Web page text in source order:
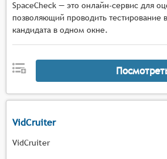
SpaceCheck — это онлайн-сервис для
позволяющий проводить тестирование
кандидата в одном окне.
VidCruiter
VidCruiter